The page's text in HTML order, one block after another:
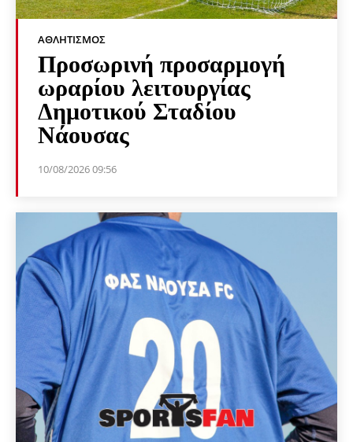
ΑΘΛΗΤΙΣΜΌΣ
Προσωρινή προσαρμογή
ωραρίου λειτουργίας
Δημοτικού Σταδίου
Νάουσας
10/08/2026 09:56